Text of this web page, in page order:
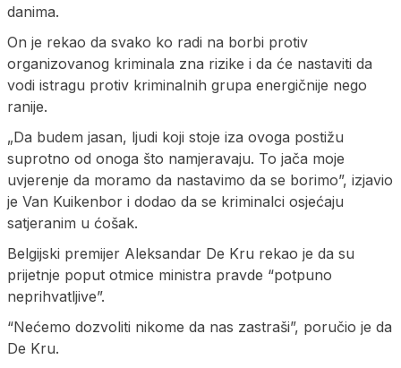
danima.
On je rekao da svako ko radi na borbi protiv
organizovanog kriminala zna rizike i da će nastaviti da
vodi istragu protiv kriminalnih grupa energičnije nego
ranije.
„Da budem jasan, ljudi koji stoje iza ovoga postižu
suprotno od onoga što namjeravaju. To jača moje
uvjerenje da moramo da nastavimo da se borimo”, izjavio
je Van Kuikenbor i dodao da se kriminalci osjećaju
satjeranim u ćošak.
Belgijski premijer Aleksandar De Kru rekao je da su
prijetnje poput otmice ministra pravde “potpuno
neprihvatljive”.
“Nećemo dozvoliti nikome da nas zastraši”, poručio je da
De Kru.